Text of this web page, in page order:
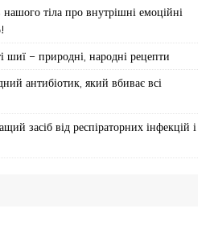
нашого тіла про внутрішні емоційні
шиї – природні, народні рецепти
антибіотик, який вбиває всі
засіб від респіраторних інфекцій і